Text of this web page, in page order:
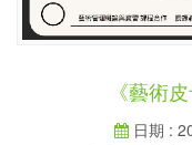
《藝術
日期 :